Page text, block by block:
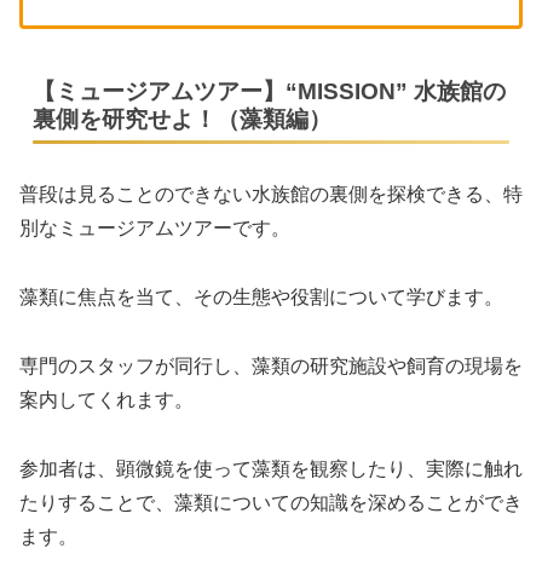
【ミュージアムツアー】“MISSION” 水族館の
裏側を研究せよ！（藻類編）
普段は見ることのできない水族館の裏側を探検できる、特
別なミュージアムツアーです。
藻類に焦点を当て、その生態や役割について学びます。
専門のスタッフが同行し、藻類の研究施設や飼育の現場を
案内してくれます。
参加者は、顕微鏡を使って藻類を観察したり、実際に触れ
たりすることで、藻類についての知識を深めることができ
ます。